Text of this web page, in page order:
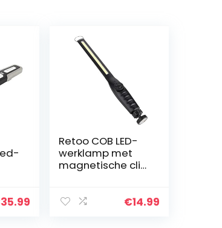
35.99
Retoo COB LED-
werklamp met
magnetische clip
inspectielampen,
€14.99